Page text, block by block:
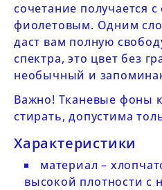
сочетание получается
фиолетовым. Одним
даст вам полную
спектра, это цвет без
необычный и
Важно! Тканевые фоны
стирать, допустима
Характеристики
материал –
высокой плотности с